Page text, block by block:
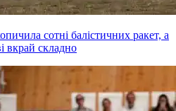
сотні балістичних ракет, а
вкрай складно